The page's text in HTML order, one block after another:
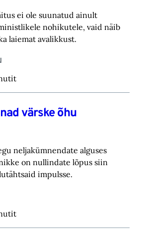
ei ole suunatud ainult
nohikutele, vaid ‎näib
laiemat avalikkust.‎
värske õhu
neljakümnendate alguses
on nullindate lõpus ‎siin
impulsse.‎